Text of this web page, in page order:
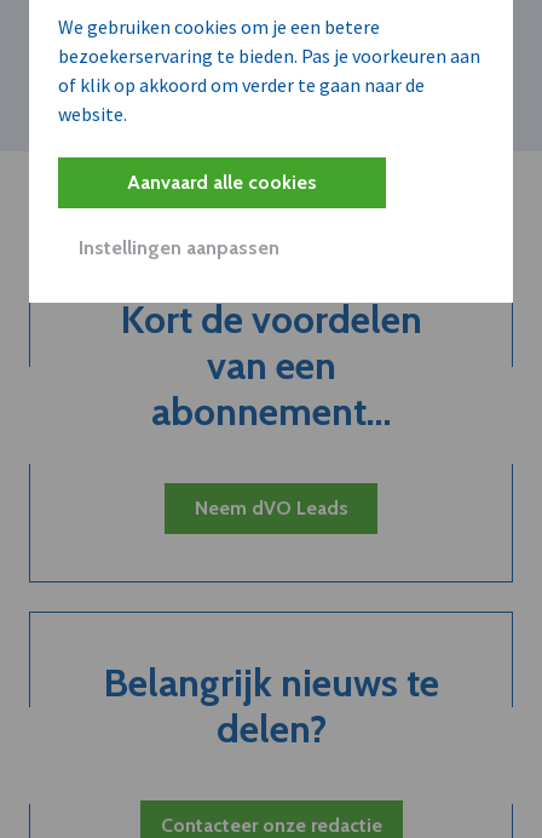
We gebruiken cookies om je een betere
bezoekerservaring te bieden. Pas je voorkeuren aan
of klik op akkoord om verder te gaan naar de
website.
Aanvaard alle cookies
Instellingen aanpassen
van Nippon Paint
voor decoratieve verf
af
assortiment uit met
vier formules
Kort de voordelen
van een
abonnement...
Neem dVO Leads
Belangrijk nieuws te
delen?
Contacteer onze redactie